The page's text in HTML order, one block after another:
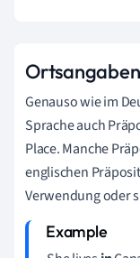
Genauso wie im
Sprache auch
Place. Manche
englischen
Verwendung oder